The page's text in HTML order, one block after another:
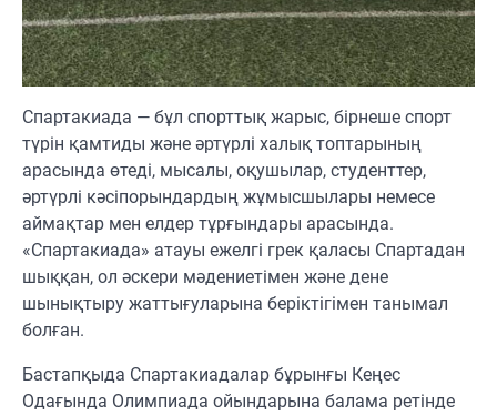
Спартакиада — бұл спорттық жарыс, бірнеше спорт
түрін қамтиды және әртүрлі халық топтарының
арасында өтеді, мысалы, оқушылар, студенттер,
әртүрлі кәсіпорындардың жұмысшылары немесе
аймақтар мен елдер тұрғындары арасында.
«Спартакиада» атауы ежелгі грек қаласы Спартадан
шыққан, ол әскери мәдениетімен және дене
шынықтыру жаттығуларына беріктігімен танымал
болған.
Бастапқыда Спартакиадалар бұрынғы Кеңес
Одағында Олимпиада ойындарына балама ретінде